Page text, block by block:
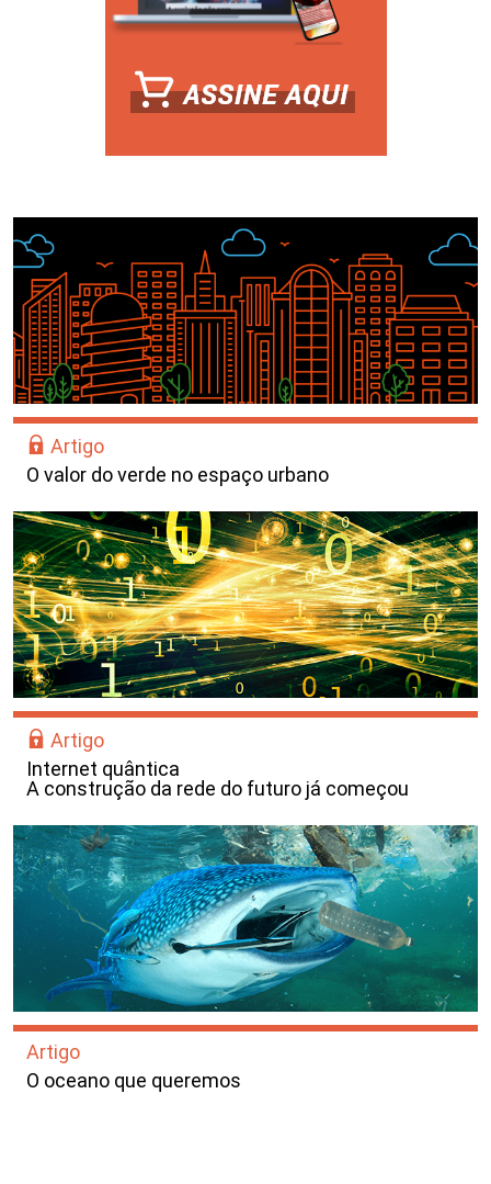
Artigo
O valor do verde no espaço urbano
Artigo
Internet quântica
A construção da rede do futuro já começou
Artigo
O oceano que queremos